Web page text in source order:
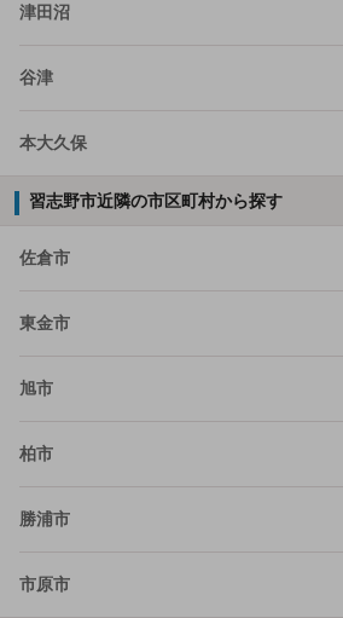
津田沼
谷津
本大久保
習志野市近隣の市区町村から探す
佐倉市
東金市
旭市
柏市
勝浦市
市原市